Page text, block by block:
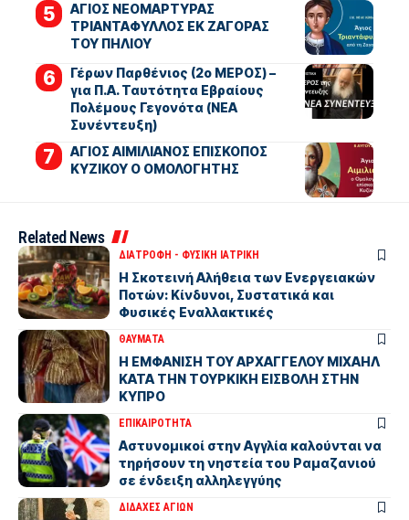
ΑΓΙΟΣ ΝΕΟΜΑΡΤΥΡΑΣ
ΤΡΙΑΝΤΑΦΥΛΛΟΣ ΕΚ ΖΑΓΟΡΑΣ
ΤΟΥ ΠΗΛΙΟΥ
Γέρων Παρθένιος (2ο ΜΕΡΟΣ) –
για Π.Α. Ταυτότητα Εβραίους
Πολέμους Γεγονότα (ΝΕΑ
Συνέντευξη)
ΑΓΙΟΣ ΑΙΜΙΛΙΑΝΟΣ ΕΠΙΣΚΟΠΟΣ
ΚΥΖΙΚΟΥ Ο ΟΜΟΛΟΓΗΤΗΣ
Related News
ΔΙΑΤΡΟΦΗ - ΦΥΣΙΚΗ ΙΑΤΡΙΚΗ
Η Σκοτεινή Αλήθεια των Ενεργειακών
Ποτών: Κίνδυνοι, Συστατικά και
Φυσικές Εναλλακτικές
ΘΑΥΜΑΤΑ
Η ΕΜΦΑΝΙΣΗ ΤΟΥ ΑΡΧΑΓΓΕΛΟΥ ΜΙΧΑΗΛ
ΚΑΤΑ ΤΗΝ ΤΟΥΡΚΙΚΗ ΕΙΣΒΟΛΗ ΣΤΗΝ
ΚΥΠΡΟ
ΕΠΙΚΑΙΡΟΤΗΤΑ
Αστυνομικοί στην Αγγλία καλούνται να
τηρήσουν τη νηστεία του Ραμαζανιού
σε ένδειξη αλληλεγγύης
ΔΙΔΑΧΕΣ ΑΓΙΩΝ